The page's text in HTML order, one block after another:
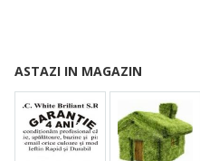
ASTAZI IN MAGAZIN